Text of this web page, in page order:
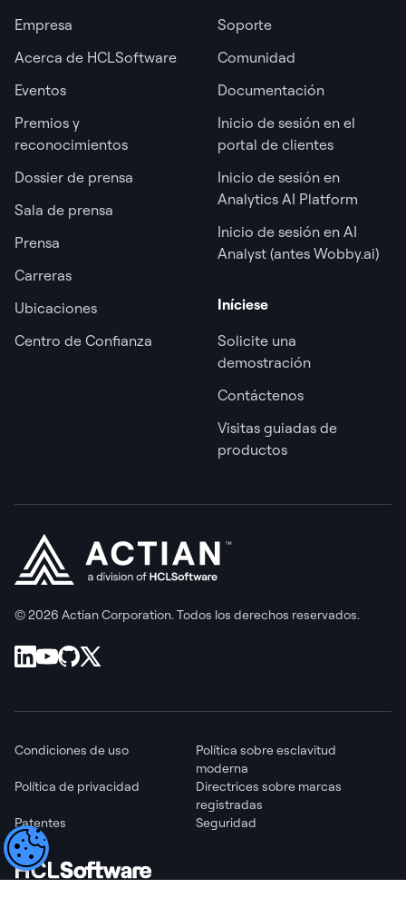
Empresa
Acerca de HCLSoftware
Eventos
Premios y
reconocimientos
Dossier de prensa
Sala de prensa
Prensa
Carreras
Ubicaciones
Centro de Confianza
Soporte
Comunidad
Documentación
Inicio de sesión en el
portal de clientes
Inicio de sesión en
Analytics AI Platform
Inicio de sesión en AI
Analyst (antes Wobby.ai)
Iníciese
Solicite una
demostración
Contáctenos
Visitas guiadas de
productos
© 2026 Actian Corporation. Todos los derechos reservados.
Condiciones de uso
Política sobre esclavitud
moderna
Política de privacidad
Directrices sobre marcas
registradas
Patentes
Seguridad